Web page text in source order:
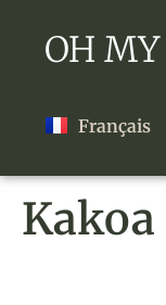
OH
Français
Kakoa